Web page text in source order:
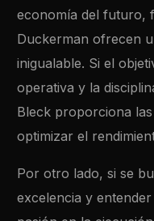
economía del futuro,
Duckerman ofrecen
inigualable. Si el
operativa y la
Bleck proporciona
optimizar el
Por otro lado, si se
excelencia y